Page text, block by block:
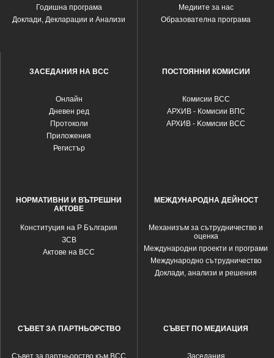
Годишна програма
Доклади, Декларации и Анализи
Медиите за нас
Образователна програма
ЗАСЕДАНИЯ НА ВСС
Oнлайн
Дневен ред
Протоколи
Приложения
Регистър
ПОСТОЯННИ КОМИСИИ
Комисии ВСС
АРХИВ - Комисии ВПС
АРХИВ - Kомисии ВСС
НОРМАТИВНИ И ВЪТРЕШНИ
АКТОВЕ
Конституция на Р България
ЗСВ
Актове на ВСС
МЕЖДУНАРОДНА ДЕЙНОСТ
Механизъм за сътрудничество и
оценка
Международни проекти и програми
Международно сътрудничество
Доклади, анализи и решения
СЪВЕТ ЗА ПАРТНЬОРСТВО
Съвет за партньорство към ВСС
СЪВЕТ ПО МЕДИАЦИЯ
Заседания